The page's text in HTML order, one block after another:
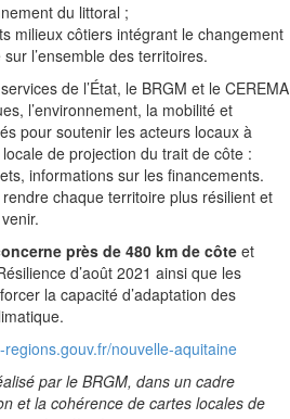
du littoral ;
milieux côtiers intégrant le changement
l’ensemble des territoires.
de l’État, le BRGM et le CEREMA
l’environnement, la mobilité et
pour soutenir les acteurs locaux à
de projection du trait de côte :
informations sur les financements.
chaque territoire plus résilient et
près de 480 km de côteet
d’août 2021 ainsi que les
la capacité d’adaptation des
nouvelle-aquitaine
par le BRGM, dans un cadre
et la cohérence de cartes locales de